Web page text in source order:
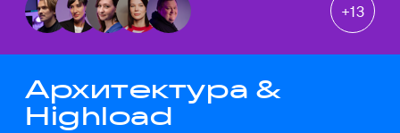
+13
Архитектура &
Highload